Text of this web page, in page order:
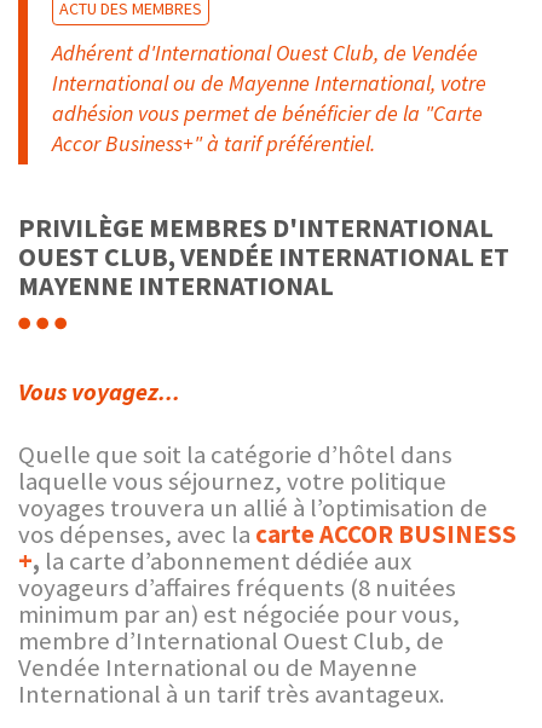
ACTU DES MEMBRES
Adhérent d'International Ouest Club, de Vendée
International ou de Mayenne International, votre
adhésion vous permet de bénéficier de la "Carte
Accor Business+" à tarif préférentiel.
PRIVILÈGE MEMBRES D'INTERNATIONAL
OUEST CLUB, VENDÉE INTERNATIONAL ET
MAYENNE INTERNATIONAL
Vous voyagez...
Quelle que soit la catégorie d’hôtel dans
laquelle vous séjournez, votre politique
voyages trouvera un allié à l’optimisation de
vos dépenses, avec la carteACCOR BUSINESS
+, la carte d’abonnement dédiée aux
voyageurs d’affaires fréquents (8 nuitées
minimum par an) est négociée pour vous,
membre d’International Ouest Club, de
Vendée International ou de Mayenne
International à un tarif très avantageux.